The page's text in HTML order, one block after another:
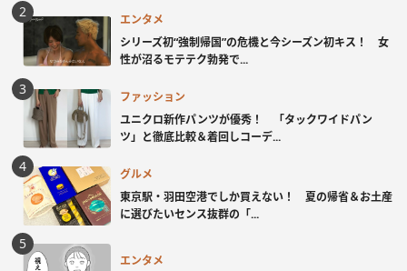
エンタメ
シリーズ初“強制帰国”の危機と今シーズン初キス！ 女
性が沼るモテテク勃発で...
ファッション
ユニクロ新作パンツが優秀！ 「タックワイドパン
ツ」と徹底比較＆着回しコーデ...
グルメ
東京駅・羽田空港でしか買えない！ 夏の帰省＆お土産
に選びたいセンス抜群の「...
エンタメ